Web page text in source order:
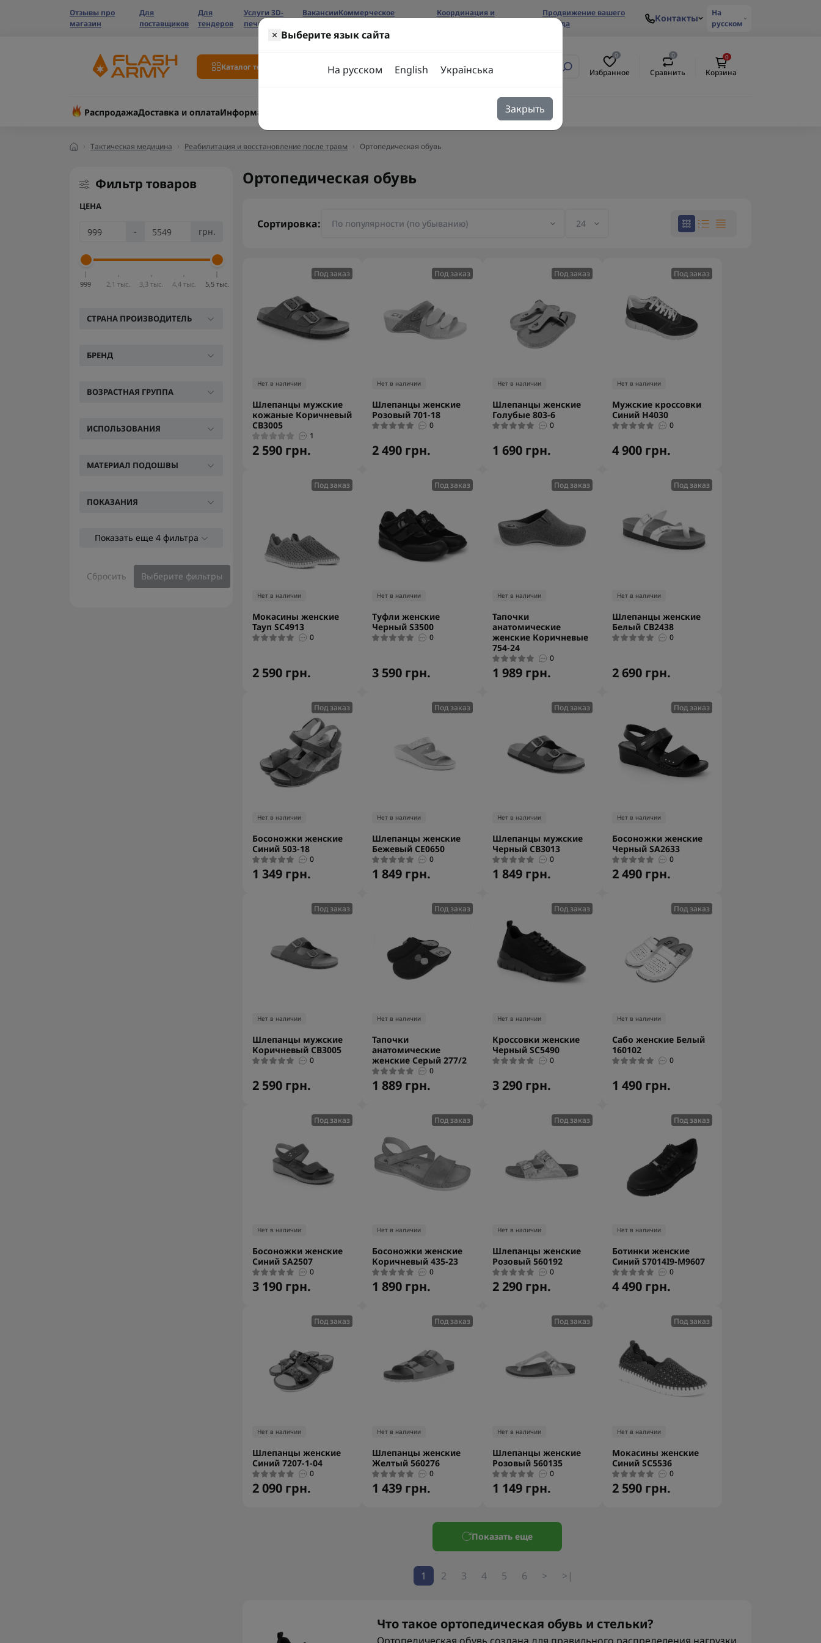
Отзывы про
магазин
Для
поставщиков
Для
тендеров
Услуги 3D-
печати
ВакансииКоммерческое
Координация и
Продвижение вашего
бренда
Контакты
На
русском
Каталог товаров
0
Избранное
0
Сравнить
0
Корзина
РаспродажаДоставка и оплатаИнформация
Тактическая медицина Реабилитация и восстановление после травм Ортопедическая обувь
× Выберите язык сайта
На русском English Українська
Закрыть
Фильтр товаров
ЦЕНА
- грн.
999 2,1 тыс. 3,3 тыс. 4,4 тыс. 5,5 тыс.
CТРАНА ПРОИЗВОДИТЕЛЬ
БРЕНД
ВОЗРАСТНАЯ ГРУППА
ИСПОЛЬЗОВАНИЯ
МАТЕРИАЛ ПОДОШВЫ
ПОКАЗАНИЯ
Показать еще 4 фильтра
Сбросить Выберите фильтры
Ортопедическая обувь
Сортировка:
Под заказ
Нет в наличии
Шлепанцы мужские
кожаные Коричневый
CB3005
1
2 590 грн.
Под заказ
Нет в наличии
Шлепанцы женские
Розовый 701-18
0
2 490 грн.
Под заказ
Нет в наличии
Шлепанцы женские
Голубые 803-6
0
1 690 грн.
Под заказ
Нет в наличии
Мужские кроссовки
Синий H4030
0
4 900 грн.
Под заказ
Нет в наличии
Мокасины женские
Тауп SC4913
0
2 590 грн.
Под заказ
Нет в наличии
Туфли женские
Черный S3500
0
3 590 грн.
Под заказ
Нет в наличии
Тапочки
анатомические
женские Коричневые
754-24
0
1 989 грн.
Под заказ
Нет в наличии
Шлепанцы женские
Белый CB2438
0
2 690 грн.
Под заказ
Нет в наличии
Босоножки женские
Синий 503-18
0
1 349 грн.
Под заказ
Нет в наличии
Шлепанцы женские
Бежевый CE0650
0
1 849 грн.
Под заказ
Нет в наличии
Шлепанцы мужские
Черный CB3013
0
1 849 грн.
Под заказ
Нет в наличии
Босоножки женские
Черный SA2633
0
2 490 грн.
Под заказ
Нет в наличии
Шлепанцы мужские
Коричневый CB3005
0
2 590 грн.
Под заказ
Нет в наличии
Тапочки
анатомические
женские Серый 277/2
0
1 889 грн.
Под заказ
Нет в наличии
Кроссовки женские
Черный SC5490
0
3 290 грн.
Под заказ
Нет в наличии
Сабо женские Белый
160102
0
1 490 грн.
Под заказ
Нет в наличии
Босоножки женские
Синий SA2507
0
3 190 грн.
Под заказ
Нет в наличии
Босоножки женские
Коричневый 435-23
0
1 890 грн.
Под заказ
Нет в наличии
Шлепанцы женские
Розовый 560192
0
2 290 грн.
Под заказ
Нет в наличии
Ботинки женские
Синий S7014I9-M9607
0
4 490 грн.
Под заказ
Нет в наличии
Шлепанцы женские
Синий 7207-1-04
0
2 090 грн.
Под заказ
Нет в наличии
Шлепанцы женские
Желтый 560276
0
1 439 грн.
Под заказ
Нет в наличии
Шлепанцы женские
Розовый 560135
0
1 149 грн.
Под заказ
Нет в наличии
Мокасины женские
Синий SC5536
0
2 590 грн.
Показать еще
1 2 3 4 5 6 > >|
Что такое ортопедическая обувь и стельки?
Ортопедическая обувь создана для правильного распределения нагрузки